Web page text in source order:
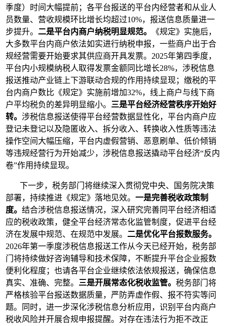
季度）时间大幅提前；各平台报送的平台内经营者和从业人
员数量、营收规模环比增长均超过10%，报送信息质量进一
步提升。 二是平台内商户纳税明显规范。
《规定》实施后，
大多数平台内商户依法如实进行纳税申报，一些商户出于合
规经营需要开始要求其供应商开具发票。2025年第四季度，
平台内小规模纳税人取得发票金额同比增长28%，涉税信息
报送推动产业链上下游联动合规的作用持续显现；缴税的平
台内商户数比《规定》实施前增加32%，线上商户与线下商
户平均税负的差异明显缩小。 三是平台经济经营秩序开始好
转。涉税信息报送使得平台经营数据显性化，平台内商户应
登记未登记以及隐匿收入、拆分收入、转换收入性质等违法
操作空间大幅压缩，平台内虚假营销、恶意刷单、低价倾销
等违规经营行为开始减少，涉税信息报送撬动平台经济“反内
卷”作用持续显现。
下一步，税务部门将继续深入贯彻党中央、国务院决策
部署，持续推进《规定》落地见效。一是完善税收政策制
度。结合涉税信息报送情况，深入研究完善同平台经济相适
应的税收政策，健全平台经济常态化监管制度，促进平台经
济在发展中规范、在规范中发展。 二是优化平台报数服务。
2026年第一季度涉税信息报送工作从今天已经开始，税务部
门将持续做好咨询辅导和技术保障，不断提升平台企业报数
便利化程度；也请各平台企业继续依法依规报送，确保信息
真实、准确、完整。 三是开展常态化税收监管。税务部门将
严格核验平台报送数据质量，严防弄虚作假、报不符实等问
题。同时，进一步深化涉税信息分析应用，识别平台内商户
税收风险并开展合规申报提醒。对存在违法行为拒不改正